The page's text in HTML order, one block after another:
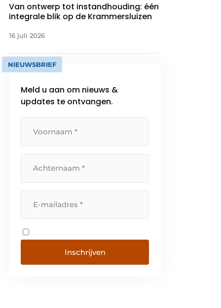
Van ontwerp tot instandhouding: één
integrale blik op de Krammersluizen
16 juli 2026
NIEUWSBRIEF
Meld u aan om nieuws &
updates te ontvangen.
Inschrijven